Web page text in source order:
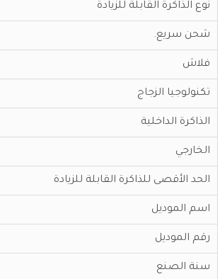
نوع الذاكرة القابلة للزيادة
شحن سريع.
فلاش
تكنولوجيا الزجاج
الذاكرة الداخلية
الخارجي
الحد الأقصى للذاكرة القابلة للزيادة
اسم الموديل
رقم الموديل
سنة الصنع